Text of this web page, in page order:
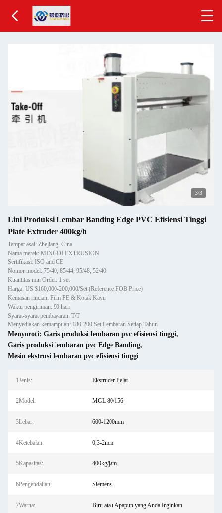
1/3
Lini Produksi Lembar Banding Edge PVC Efisiensi Tinggi
Plate Extruder 400kg/h
Tempat asal: Zhejiang, Cina
Nama merek: MINGDI EXTRUSION
Sertifikasi: ISO and CE
Nomor model: 75/40, 85/44, 95/48, 52/40
Kuantitas min Order: 1 set
Harga: US $160,000-200,000/Set (Reference FOB Price)
Kemasan rincian: Film PE & Kotak Kayu
Waktu pengiriman: 90 hari
Syarat-syarat pembayaran: T/T
Menyediakan kemampuan: 180-200 Set Lembaran Setiap Tahun
Menyoroti: Garis produksi lembaran pvc efisiensi tinggi,
Garis produksi lembaran pvc Edge Banding,
Mesin ekstrusi lembaran pvc efisiensi tinggi
1Jenis: Ekstruder Pelat
2Model: MGL 80/156
3Lebar: 600-1200mm
4Ketebalan: 0,3-2mm
5Kapasitas: 400kg/jam
6Pengendalian: Siemens
7Warna: Biru atau Apapun yang Anda Inginkan